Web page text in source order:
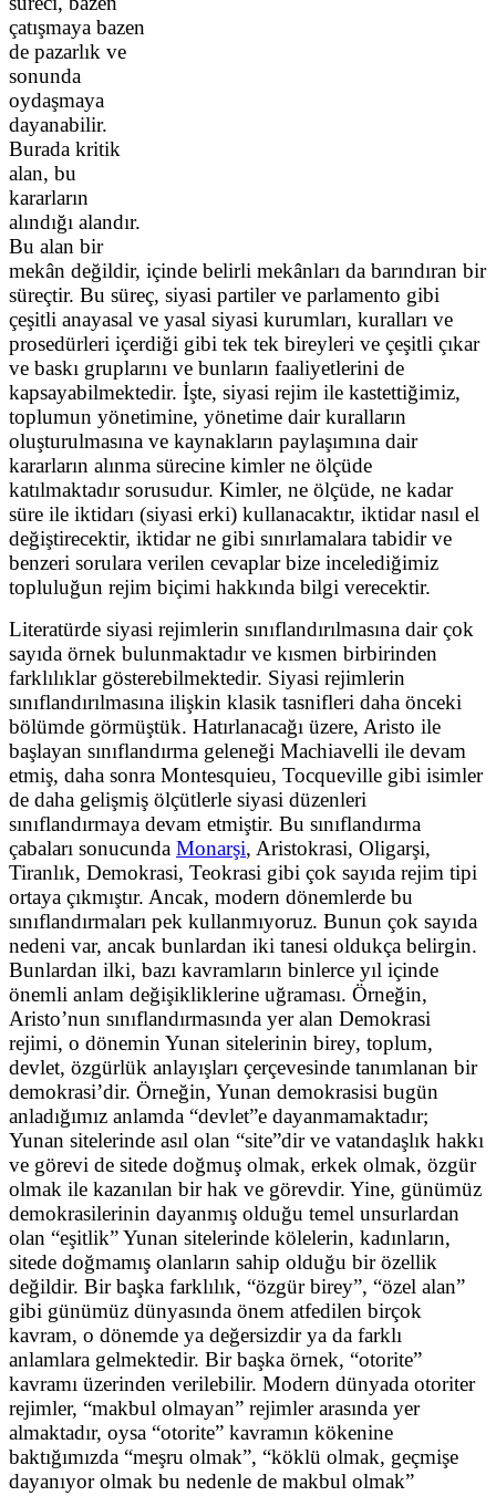
çatışmaya bazen
de pazarlık ve
sonunda
oydaşmaya
dayanabilir.
Burada kritik
alan, bu
kararların
alındığı alandır.
Bu alan bir
mekân değildir, içinde belirli mekânları da barındıran bir
süreçtir. Bu süreç, siyasi partiler ve parlamento gibi
çeşitli anayasal ve yasal siyasi kurumları, kuralları ve
prosedürleri içerdiği gibi tek tek bireyleri ve çeşitli çıkar
ve baskı gruplarını ve bunların faaliyetlerini de
kapsayabilmektedir. İşte, siyasi rejim ile kastettiğimiz,
toplumun yönetimine, yönetime dair kuralların
oluşturulmasına ve kaynakların paylaşımına dair
kararların alınma sürecine kimler ne ölçüde
katılmaktadır sorusudur. Kimler, ne ölçüde, ne kadar
süre ile iktidarı (siyasi erki) kullanacaktır, iktidar nasıl el
değiştirecektir, iktidar ne gibi sınırlamalara tabidir ve
benzeri sorulara verilen cevaplar bize incelediğimiz
topluluğun rejim biçimi hakkında bilgi verecektir.
Literatürde siyasi rejimlerin sınıflandırılmasına dair çok
sayıda örnek bulunmaktadır ve kısmen birbirinden
farklılıklar gösterebilmektedir. Siyasi rejimlerin
sınıflandırılmasına ilişkin klasik tasnifleri daha önceki
bölümde görmüştük. Hatırlanacağı üzere, Aristo ile
başlayan sınıflandırma geleneği Machiavelli ile devam
etmiş, daha sonra Montesquieu, Tocqueville gibi isimler
de daha gelişmiş ölçütlerle siyasi düzenleri
sınıflandırmaya devam etmiştir. Bu sınıflandırma
çabaları sonucunda Monarşi, Aristokrasi, Oligarşi,
Tiranlık, Demokrasi, Teokrasi gibi çok sayıda rejim tipi
ortaya çıkmıştır. Ancak, modern dönemlerde bu
sınıflandırmaları pek kullanmıyoruz. Bunun çok sayıda
nedeni var, ancak bunlardan iki tanesi oldukça belirgin.
Bunlardan ilki, bazı kavramların binlerce yıl içinde
önemli anlam değişikliklerine uğraması. Örneğin,
Aristo’nun sınıflandırmasında yer alan Demokrasi
rejimi, o dönemin Yunan sitelerinin birey, toplum,
devlet, özgürlük anlayışları çerçevesinde tanımlanan bir
demokrasi’dir. Örneğin, Yunan demokrasisi bugün
anladığımız anlamda “devlet”e dayanmamaktadır;
Yunan sitelerinde asıl olan “site”dir ve vatandaşlık hakkı
ve görevi de sitede doğmuş olmak, erkek olmak, özgür
olmak ile kazanılan bir hak ve görevdir. Yine, günümüz
demokrasilerinin dayanmış olduğu temel unsurlardan
olan “eşitlik” Yunan sitelerinde kölelerin, kadınların,
sitede doğmamış olanların sahip olduğu bir özellik
değildir. Bir başka farklılık, “özgür birey”, “özel alan”
gibi günümüz dünyasında önem atfedilen birçok
kavram, o dönemde ya değersizdir ya da farklı
anlamlara gelmektedir. Bir başka örnek, “otorite”
kavramı üzerinden verilebilir. Modern dünyada otoriter
rejimler, “makbul olmayan” rejimler arasında yer
almaktadır, oysa “otorite” kavramın kökenine
baktığımızda “meşru olmak”, “köklü olmak, geçmişe
dayanıyor olmak bu nedenle de makbul olmak”